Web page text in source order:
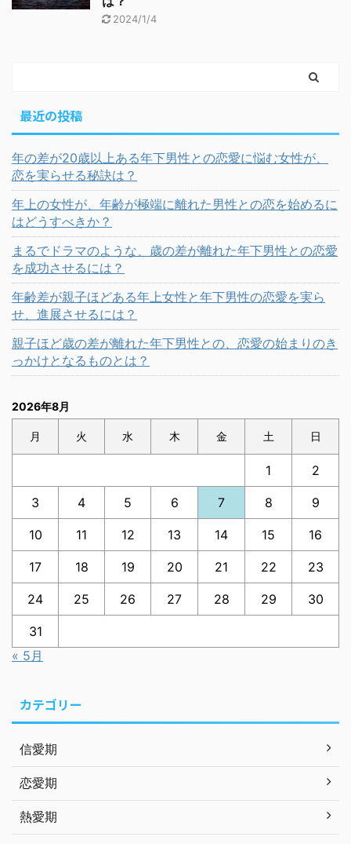
2024/1/4
最近の投稿
年の差が20歳以上ある年下男性との恋愛に悩む女性が、
恋を実らせる秘訣は？
年上の女性が、年齢が極端に離れた男性との恋を始めるに
はどうすべきか？
まるでドラマのような、歳の差が離れた年下男性との恋愛
を成功させるには？
年齢差が親子ほどある年上女性と年下男性の恋愛を実ら
せ、進展させるには？
親子ほど歳の差が離れた年下男性との、恋愛の始まりのき
っかけとなるものとは？
2026年8月
月 火 水 木 金 土 日
1 2
3 4 5 6 7 8 9
10 11 12 13 14 15 16
17 18 19 20 21 22 23
24 25 26 27 28 29 30
31
« 5月
カテゴリー
信愛期
恋愛期
熱愛期